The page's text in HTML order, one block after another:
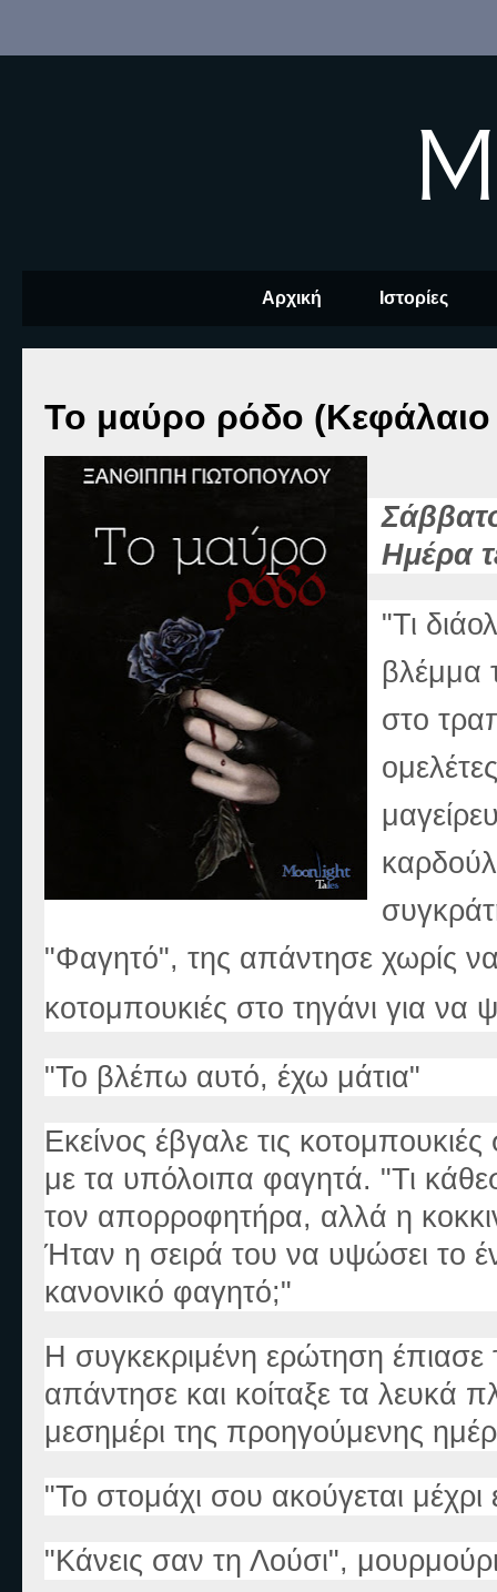
Αρχική Ιστορίες
Το μαύρο ρόδο (Κεφάλαιο
Ημέρα
"Τι
βλέμμα
στο
"Φαγητό", της απάντησε χωρίς να
κοτομπουκιές στο τηγάνι για
"Το βλέπω αυτό, έχω μάτια"
Εκείνος έβγαλε τις
με τα υπόλοιπα φαγητά. "Τι
τον απορροφητήρα, αλλά η
Ήταν η σειρά του να υψώσει το
κανονικό φαγητό;"
Η συγκεκριμένη ερώτηση
απάντησε και κοίταξε τα λευκά
μεσημέρι της προηγούμενης
"Το στομάχι σου ακούγεται
"Κάνεις σαν τη Λούσι",